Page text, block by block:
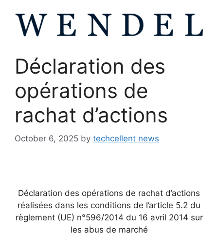
Déclaration des
opérations de
rachat d’actions
October 6, 2025 by techcellent news
Déclaration des opérations de rachat d’actions
réalisées dans les conditions de l’article 5.2 du
règlement (UE) n°596/2014 du 16 avril 2014 sur
les abus de marché